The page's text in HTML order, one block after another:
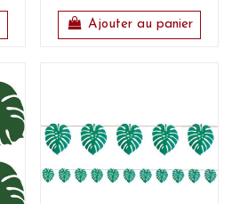
Ajouter au panier